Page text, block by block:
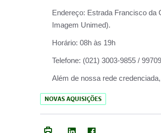
Endereço: Estrada Francisco da
Imagem Unimed).
Horário: 08h às 19h
Telefone: (021) 3003-9855 /
Além de nossa rede
NOVAS AQUISIÇÕES